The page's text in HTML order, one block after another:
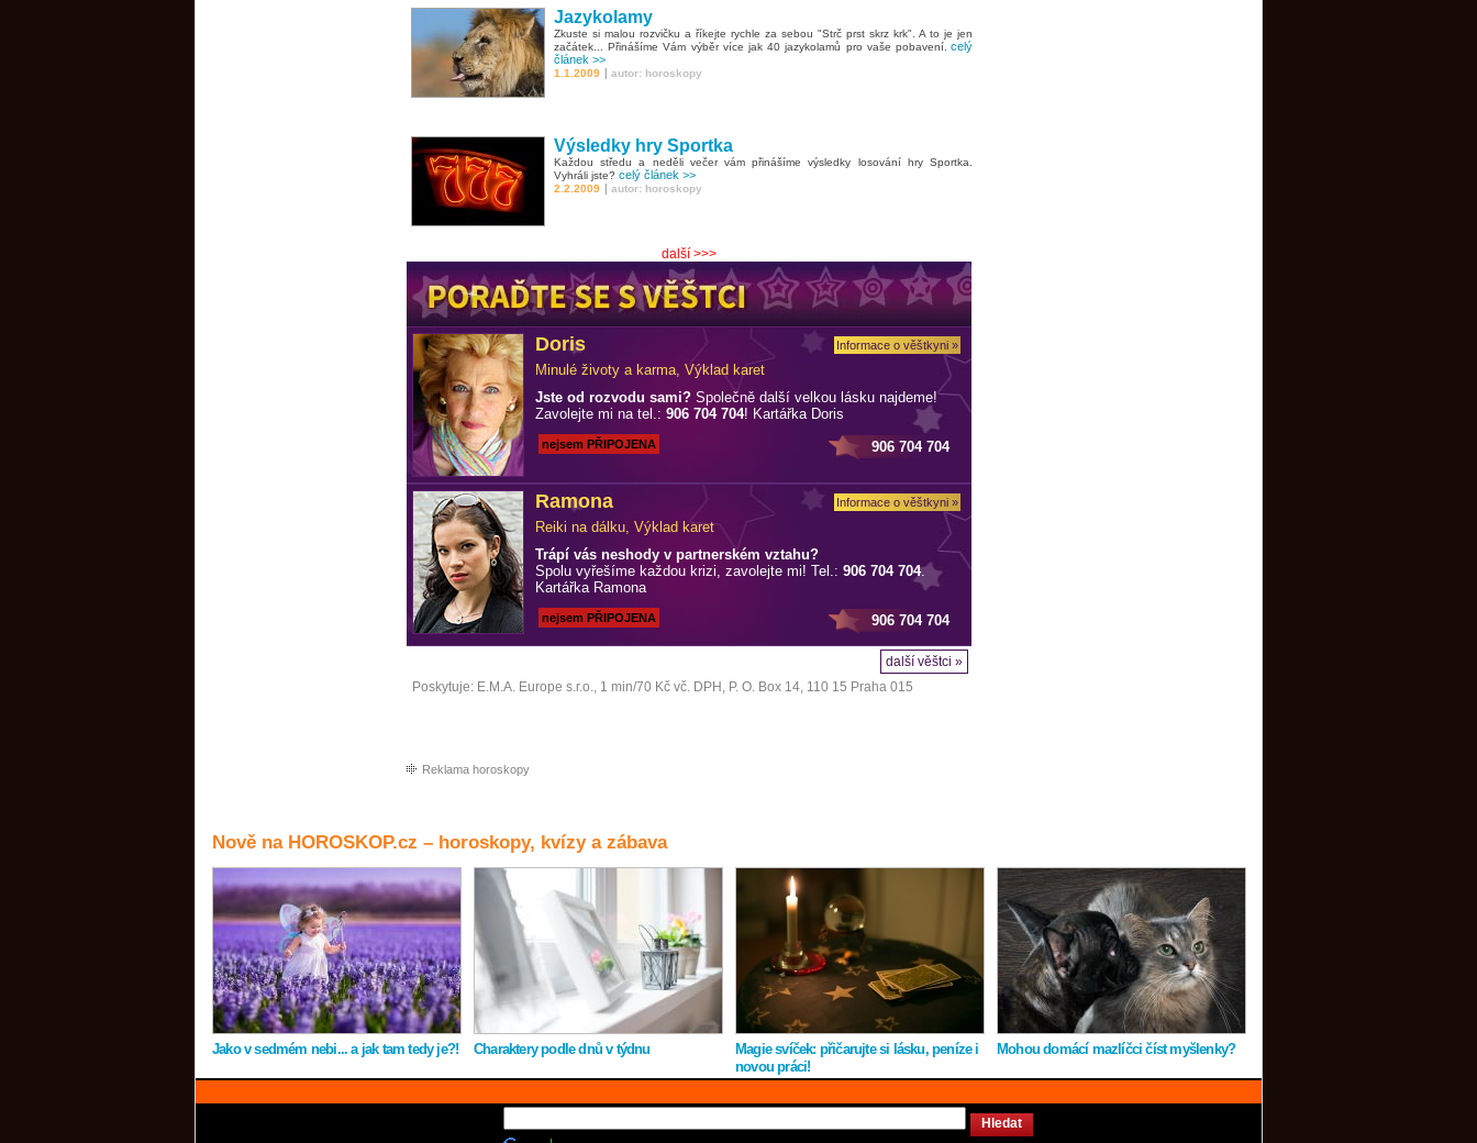
Jazykolamy
Zkuste si malou rozvičku a říkejte rychle za sebou "Strč prst skrz krk". A to je jen
začátek... Přinášíme Vám výběr více jak 40 jazykolamů pro vaše pobavení. celý
článek >>
1.1.2009 | autor: horoskopy
Výsledky hry Sportka
Každou středu a neděli večer vám přinášíme výsledky losování hry Sportka.
Vyhráli jste? celý článek >>
2.2.2009 | autor: horoskopy
další >>>
Doris
Minulé životy a karma, Výklad karet
Informace o věštkyni »
Jste od rozvodu sami? Společně další velkou lásku najdeme!
Zavolejte mi na tel.: 906 704 704! Kartářka Doris
nejsem PŘIPOJENA 906 704 704
Ramona
Reiki na dálku, Výklad karet
Informace o věštkyni »
Trápí vás neshody v partnerském vztahu?
Spolu vyřešíme každou krizi, zavolejte mi! Tel.: 906 704 704.
Kartářka Ramona
nejsem PŘIPOJENA 906 704 704
další věštci »
Poskytuje: E.M.A. Europe s.r.o., 1 min/70 Kč vč. DPH, P. O. Box 14, 110 15 Praha 015
Reklama horoskopy
Nově na HOROSKOP.cz – horoskopy, kvízy a zábava
Jako v sedmém nebi... a jak tam tedy je?! Charaktery podle dnů v týdnu Magie svíček: přičarujte si lásku, peníze i
novou práci!
Mohou domácí mazlíčci číst myšlenky?